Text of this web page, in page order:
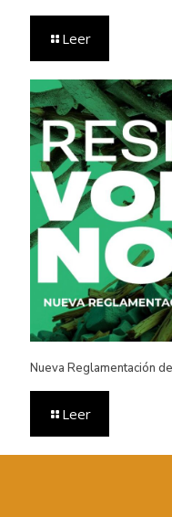
Leer
Nueva Reglamentación
Leer